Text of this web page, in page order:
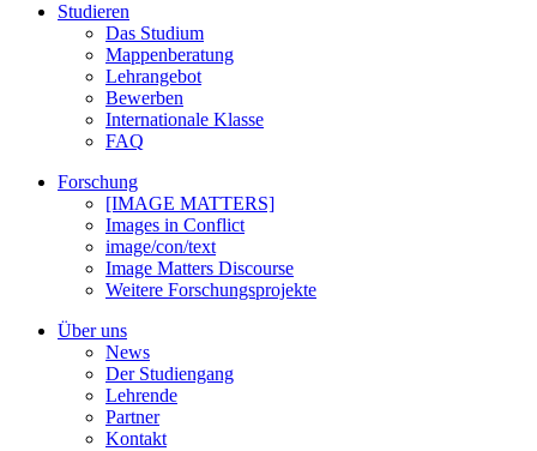
Studieren
Das Studium
Mappenberatung
Lehrangebot
Bewerben
Internationale Klasse
FAQ
Forschung
[IMAGE MATTERS]
Images in Conflict
image/con/text
Image Matters Discourse
Weitere Forschungsprojekte
Über uns
News
Der Studiengang
Lehrende
Partner
Kontakt